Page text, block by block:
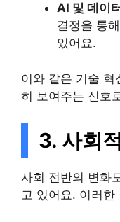
AI 및 데이
결정을 통
있어요.
이와 같은 기술 혁
히 보여주는 신호
3. 사회
사회 전반의 변화
고 있어요. 이러